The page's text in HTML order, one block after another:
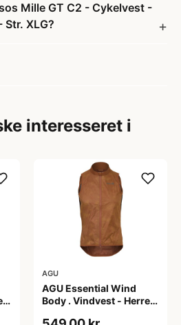
Mille GT C2 - Cykelvest -
XLG?
interesseret i
-
AGU
AGU Essential Wind
Body . Vindvest - Herre -